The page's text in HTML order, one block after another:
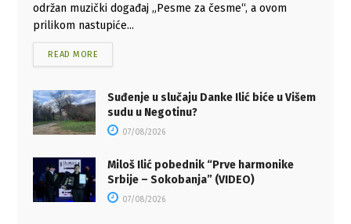
održan muzički događaj „Pesme za česme“, a ovom
prilikom nastupiće...
READ MORE
Suđenje u slučaju Danke Ilić biće u Višem
sudu u Negotinu?
07/08/2026
Miloš Ilić pobednik “Prve harmonike
Srbije – Sokobanja” (VIDEO)
07/08/2026